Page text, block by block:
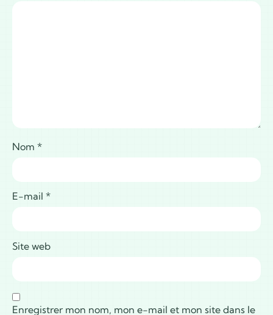
Nom *
E-mail *
Site web
Enregistrer mon nom, mon e-mail et mon site dans le